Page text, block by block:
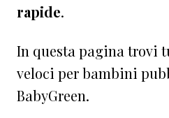
rapide.
In questa pagina trovi
veloci per bambini
BabyGreen.